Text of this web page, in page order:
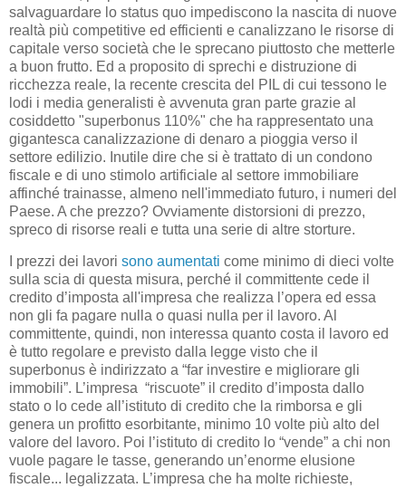
salvaguardare lo status quo impediscono la nascita di nuove
realtà più competitive ed efficienti e canalizzano le risorse di
capitale verso società che le sprecano piuttosto che metterle
a buon frutto. Ed a proposito di sprechi e distruzione di
ricchezza reale, la recente crescita del PIL di cui tessono le
lodi i media generalisti è avvenuta gran parte grazie al
cosiddetto "superbonus 110%" che ha rappresentato una
gigantesca canalizzazione di denaro a pioggia verso il
settore edilizio. Inutile dire che si è trattato di un condono
fiscale e di uno stimolo artificiale al settore immobiliare
affinché trainasse, almeno nell'immediato futuro, i numeri del
Paese. A che prezzo? Ovviamente distorsioni di prezzo,
spreco di risorse reali e tutta una serie di altre storture.
I prezzi dei lavori sono aumentati come minimo di dieci volte
sulla scia di questa misura, perché il committente cede il
credito d’imposta all'impresa che realizza l’opera ed essa
non gli fa pagare nulla o quasi nulla per il lavoro. Al
committente, quindi, non interessa quanto costa il lavoro ed
è tutto regolare e previsto dalla legge visto che il
superbonus è indirizzato a “far investire e migliorare gli
immobili”. L’impresa “riscuote” il credito d’imposta dallo
stato o lo cede all’istituto di credito che la rimborsa e gli
genera un profitto esorbitante, minimo 10 volte più alto del
valore del lavoro. Poi l’istituto di credito lo “vende” a chi non
vuole pagare le tasse, generando un’enorme elusione
fiscale... legalizzata. L’impresa che ha molte richieste,